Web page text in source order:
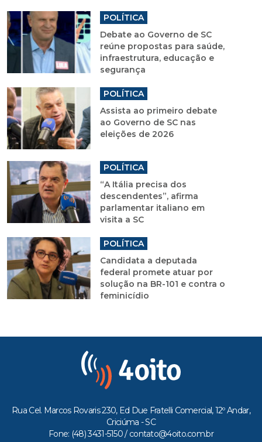
POLÍTICA
Debate ao Governo de SC
reúne propostas para saúde,
infraestrutura, educação e
segurança
POLÍTICA
Assista ao primeiro debate
ao Governo de SC nas
eleições de 2026
POLÍTICA
“A Itália precisa dos
descendentes”, afirma
parlamentar italiano em
visita a SC
POLÍTICA
Candidata a deputada
federal promete atuar por
solução na BR-101 e contra o
feminicídio
Rua Cel. Marcos Rovaris 230, Ed Due Fratelli Comercial, 12º Andar,
Criciúma - SC
Fone: (48) 3431-5150 / contato@4oito.com.br